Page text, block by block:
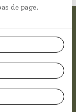
de page.
avec
pas les seuls
mais nous